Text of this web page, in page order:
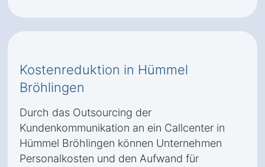
Kostenreduktion in Hümmel
Bröhlingen
Durch das Outsourcing der
Kundenkommunikation an ein Callcenter in
Hümmel Bröhlingen können Unternehmen
Personalkosten und den Aufwand für